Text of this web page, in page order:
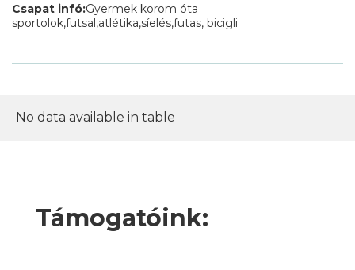
Csapat infó:Gyermek korom óta
sportolok,futsal,atlétika,síelés,futas, bicigli
No data available in table
Támogatóink: